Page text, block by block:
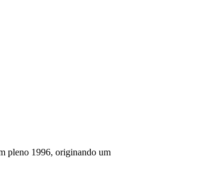
pleno 1996, originando um